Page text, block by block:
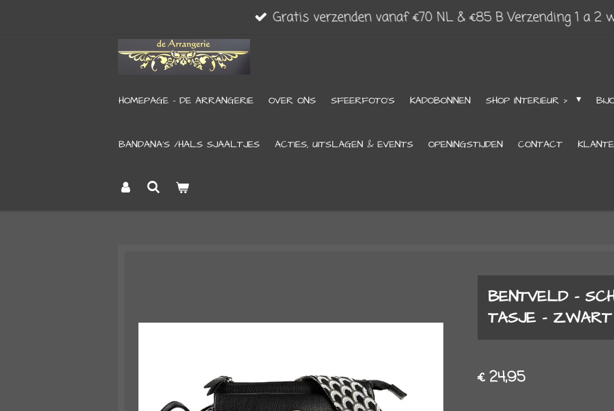
Gratis verzenden vanaf €70 NL & €85 B Verzending 1 a 2
HOMEPAGE - DE ARRANGERIE OVER ONS SFEERFOTO'S KADOBONNEN SHOP INTERIEUR >
BANDANA’S /HALS SJAALTJES ACTIES, UITSLAGEN & EVENTS OPENINGSTIJDEN CONTACT
BENTVELD -
TASJE - ZWART
€ 24,95